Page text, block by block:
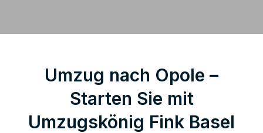
Umzug nach Opole –
Starten Sie mit
Umzugskönig Fink Basel